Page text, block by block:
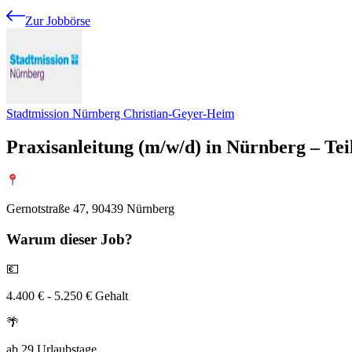
Zur Jobbörse
Stadtmission Nürnberg Christian-Geyer-Heim
Praxisanleitung (m/w/d) in Nürnberg –
Gernotstraße 47, 90439 Nürnberg
Warum dieser Job?
💶
4.400 € - 5.250 € Gehalt
🌴